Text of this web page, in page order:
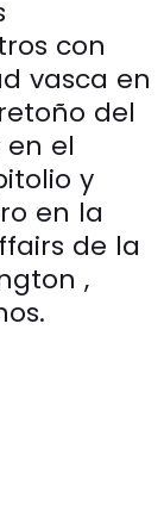
con
vasca en
del
el
y
en la
de la
,